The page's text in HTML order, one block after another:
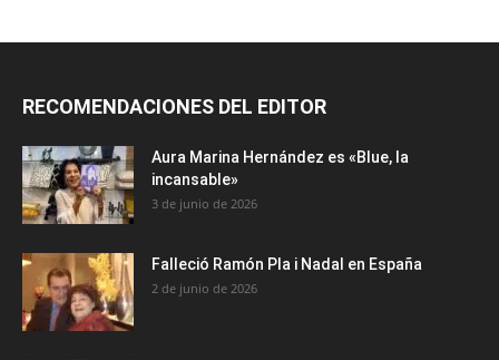
RECOMENDACIONES DEL EDITOR
Aura Marina Hernández es «Blue, la
incansable»
3 de junio de 2026
Falleció Ramón Pla i Nadal en España
2 de junio de 2026